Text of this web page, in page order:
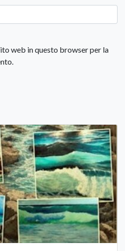
web in questo browser per la